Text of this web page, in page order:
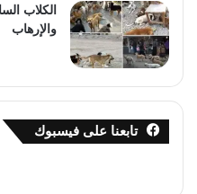
الكلاب
والإرهاب
تابعنا على فيسبوك